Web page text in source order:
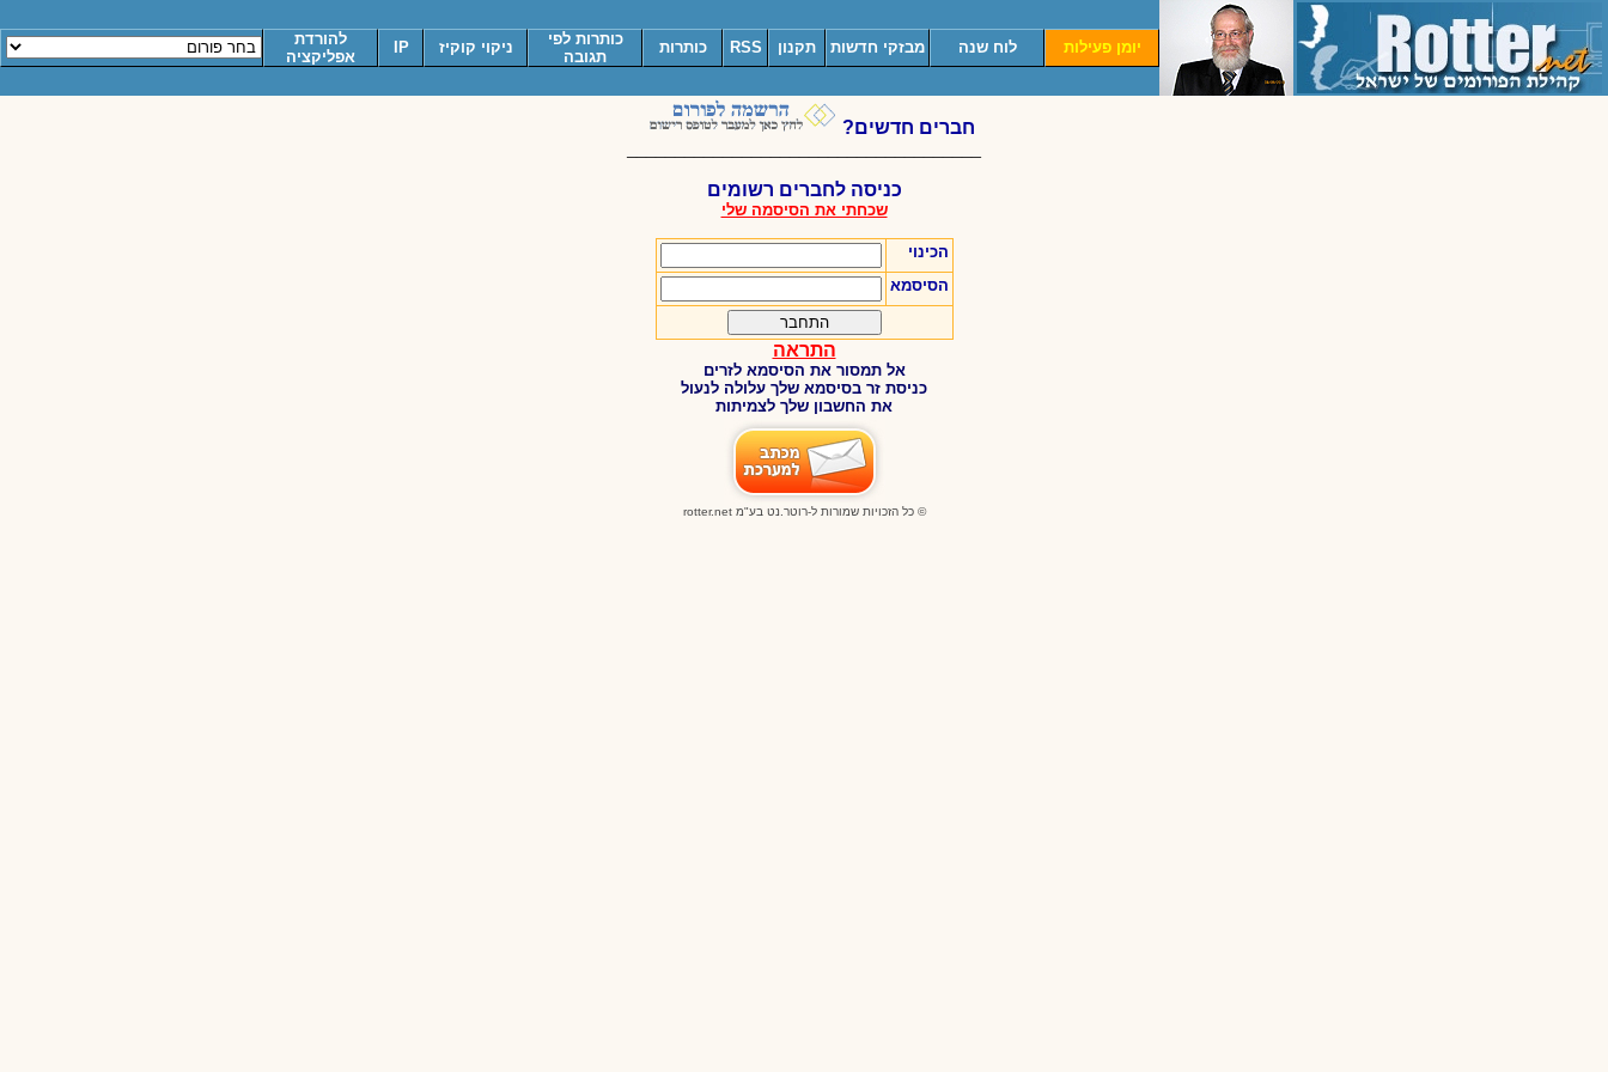
יומן פעילות לוח שנה מבזקי חדשות תקנון RSS כותרות
כותרות לפי
תגובה
ניקוי קוקיז IP
להורדת
אפליקציה
חברים חדשים?
כניסה לחברים רשומים
שכחתי את הסיסמה שלי
הכינוי
הסיסמא
התראה
אל תמסור את הסיסמא לזרים
כניסת זר בסיסמא שלך עלולה לנעול
את החשבון שלך לצמיתות
© כל הזכויות שמורות ל-רוטר.נט בע"מrotter.net